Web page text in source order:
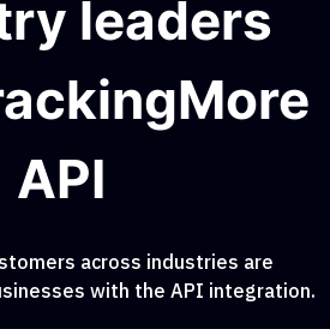
leaders
API
across industries are
with the API integration.